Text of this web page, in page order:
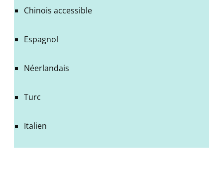
Chinois accessible
Espagnol
Néerlandais
Turc
Italien